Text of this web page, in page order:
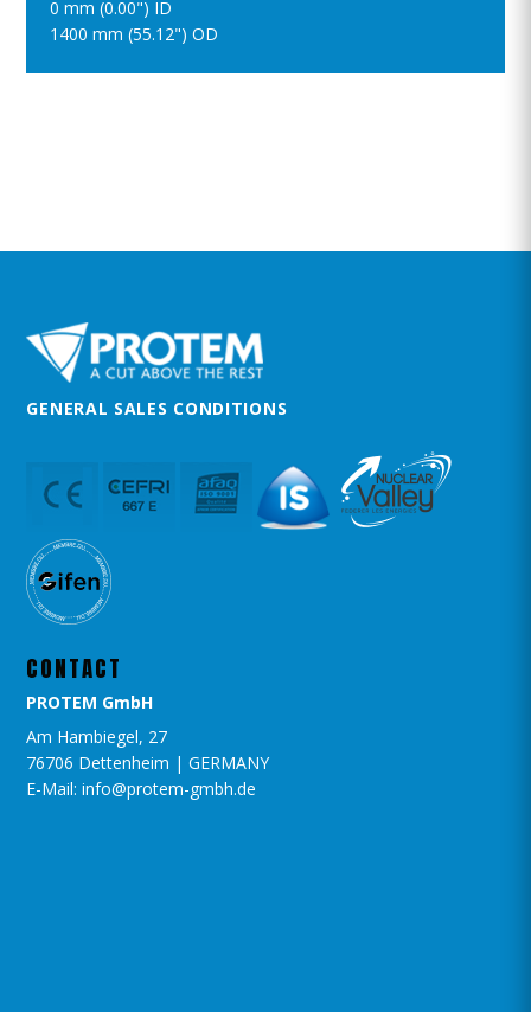
0 mm (0.00") ID
1400 mm (55.12") OD
ПОЛОЖИТЪ В КОРЗИНУ
GENERAL SALES CONDITIONS
CONTACT
PROTEM GmbH
Am Hambiegel, 27
76706 Dettenheim | GERMANY
E-Mail: info@protem-gmbh.de